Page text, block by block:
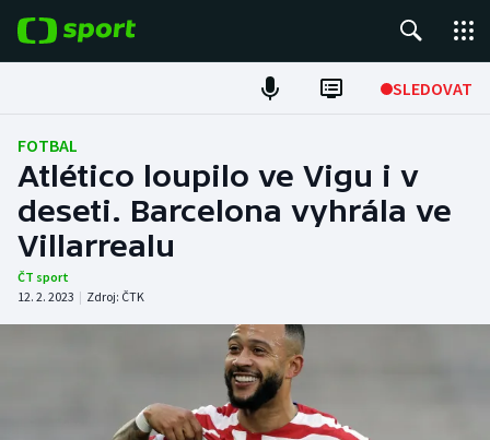
SLEDOVAT
Fotbal
Hokej
Tenis
Atletika
FOTBAL
Atlético loupilo ve Vigu i v
deseti. Barcelona vyhrála ve
Villarrealu
ČT sport
12. 2. 2023 | Zdroj: ČTK